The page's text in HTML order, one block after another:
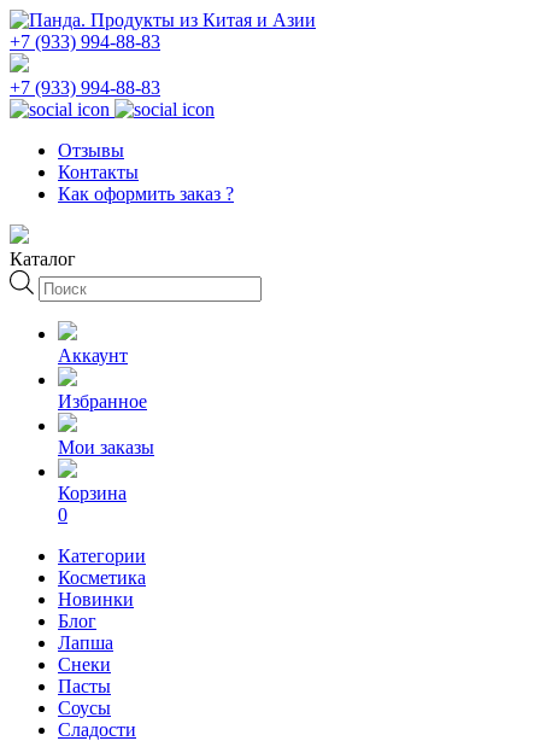
+7 (933) 994-88-83
+7 (933) 994-88-83
Отзывы
Контакты
Как оформить заказ ?
Каталог
Поиск
товаров
Аккаунт
Избранное
Мои заказы
Корзина
0
Категории
Косметика
Новинки
Блог
Лапша
Снеки
Пасты
Соусы
Сладости